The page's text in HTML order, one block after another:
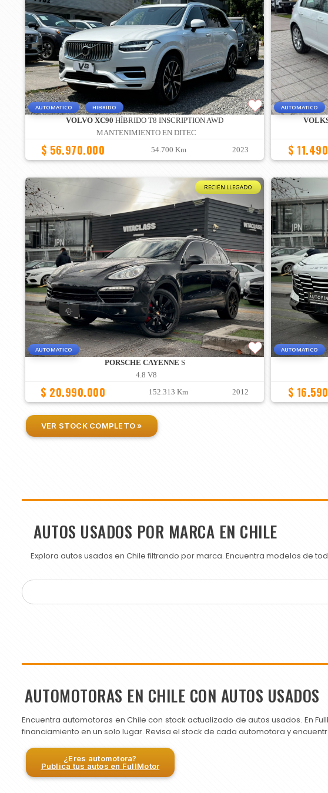
AUTOMATICO HIBRIDO
VOLVO XC90 HÍBRIDO T8 INSCRIPTION AWD
MANTENIMIENTO EN DITEC
$ 56.970.000 54.700 Km 2023
AUTOMATICO
$
RECIÉN LLEGADO
AUTOMATICO
PORSCHE CAYENNE S
4.8 V8
$ 20.990.000 152.313 Km 2012
AUTOMATICO
$
VER STOCK COMPLETO »
AUTOS USADOS POR MARCA EN CHILE
Explora autos usados en Chile filtrando por marca. Encuentra modelos de
AUTOMOTORAS EN CHILE CON AUTOS USADOS
Encuentra automotoras en Chile con stock actualizado de autos usados. En
financiamiento en un solo lugar. Revisa el stock de cada automotora y
¿Eres automotora?
Publica tus autos en FullMotor